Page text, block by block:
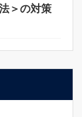
＞の対策